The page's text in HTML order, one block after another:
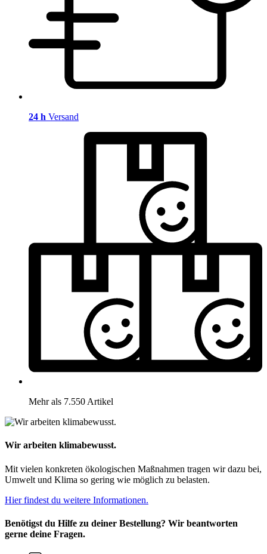
24 h Versand
Mehr als 7.550 Artikel
Wir arbeiten klimabewusst.
Mit vielen konkreten ökologischen Maßnahmen tragen wir dazu bei,
Umwelt und Klima so gering wie möglich zu belasten.
Hier findest du weitere Informationen.
Benötigst du Hilfe zu deiner Bestellung? Wir beantworten
gerne deine Fragen.